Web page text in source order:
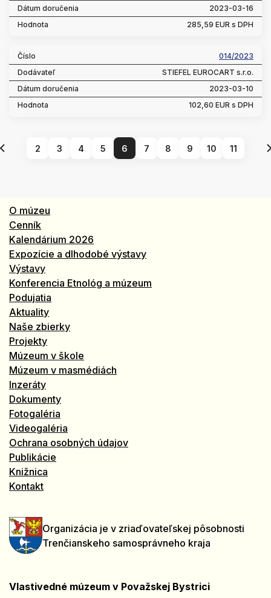
2023-03-16
285,59 EUR s DPH
014/2023
STIEFEL EUROCART s.r.o.
2023-03-10
102,60 EUR s DPH
2 3 4 5 6 7 8 9 10 11
O múzeu
Cenník
Kalendárium 2026
Expozície a dlhodobé výstavy
Výstavy
Konferencia Etnológ a múzeum
Podujatia
Aktuality
Naše zbierky
Projekty
Múzeum v škole
Múzeum v masmédiách
Inzeráty
Dokumenty
Fotogaléria
Videogaléria
Ochrana osobných údajov
Publikácie
Knižnica
Kontakt
Organizácia je v zriaďovateľskej pôsobnosti
Trenčianskeho samosprávneho kraja
Vlastivedné múzeum v Považskej Bystrici